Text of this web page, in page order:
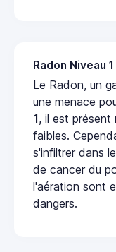
Radon Niveau 1
Le Radon, un
une menace
1, il est présent
faibles.
s'infiltrer dans
de cancer du
l'aération sont
dangers.